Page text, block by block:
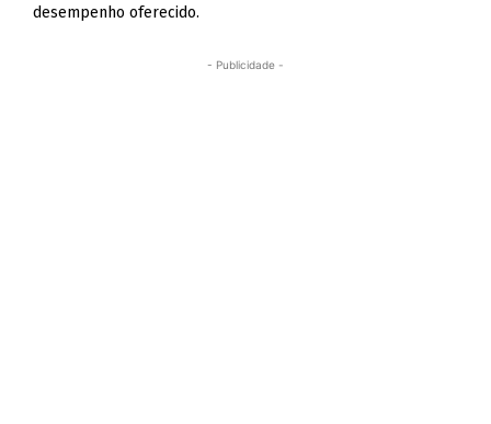
desempenho oferecido.
- Publicidade -